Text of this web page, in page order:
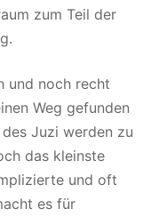
zum Teil der
und noch recht
Weg gefunden
Juzi werden zu
das kleinste
und oft
es für